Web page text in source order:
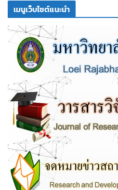
เมนูเว็บไซต์แนะนำ